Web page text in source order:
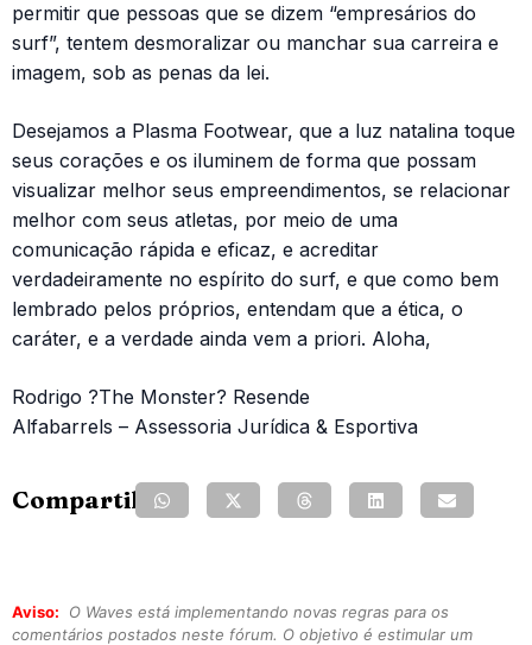
permitir que pessoas que se dizem “empresários do
surf”, tentem desmoralizar ou manchar sua carreira e
imagem, sob as penas da lei.
Desejamos a Plasma Footwear, que a luz natalina toque
seus corações e os iluminem de forma que possam
visualizar melhor seus empreendimentos, se relacionar
melhor com seus atletas, por meio de uma
comunicação rápida e eficaz, e acreditar
verdadeiramente no espírito do surf, e que como bem
lembrado pelos próprios, entendam que a ética, o
caráter, e a verdade ainda vem a priori. Aloha,
Rodrigo ?The Monster? Resende
Alfabarrels – Assessoria Jurídica & Esportiva
Compartilhe:
Aviso:
O Waves está implementando novas regras para os
comentários postados neste fórum. O objetivo é estimular um